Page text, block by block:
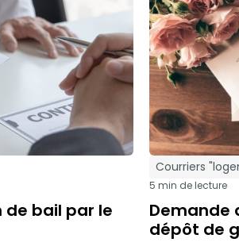
de bail par le
Courriers
5 min de lecture
Demande
dépôt de